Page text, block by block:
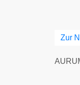
Zur